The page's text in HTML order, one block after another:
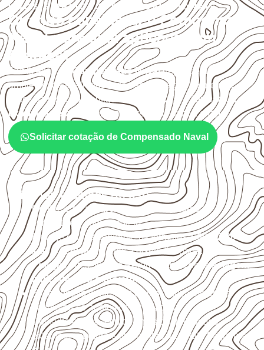
USOS E APLICAÇÕES PROFISSIONAIS
Quando considerar o Compensado
Naval para uma aplicação em
Arataca?
A utilização do Compensado Navaldepende do
ambiente, da finalidade e da especificação do projeto.
Antes da cotação, verifique a
espessura, o formato, a
exposição e o acabamento
previstos para a chapa.
Solicitar cotação de Compensado Naval
Critérios técnicos de uso
Confirme se a espessura e o formatosão
compatíveis com o projeto.
Planeje o corte conforme os formatos1,60 × 2,20 m e
1,60 × 2,50 m, sujeitos à disponibilidade.
Proteja cortes, furos e extremidades com aselagem
indicada para o projeto.
Evite contato direto com o solo, chuva, umidade
acumulada e apoios desnivelados.
Consulte a ficha técnica antes de aplicações
externas, estruturais ou sujeitas a contato frequente